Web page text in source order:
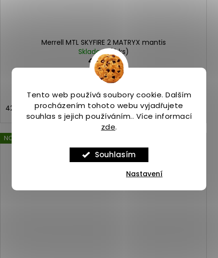
Tento web používá soubory cookie. Dalším
procházením tohoto webu vyjadřujete
souhlas s jejich používáním.. Více informací
zde.
Souhlasím
Nastavení
Merrell MTL SKYFIRE 2 MATRYX mantis
Skladem(3 ks)
4 249 Kč
42 43 44 44,5 45 46 43,5
NOVINKA